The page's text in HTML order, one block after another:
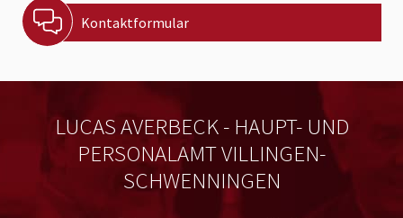
Kontaktformular
LUCAS AVERBECK - HAUPT- UND
PERSONALAMT VILLINGEN-
SCHWENNINGEN